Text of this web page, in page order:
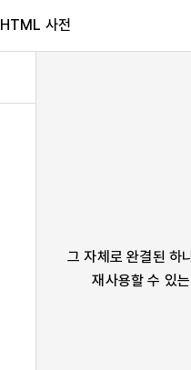
HTML 사전
그 자체로 완결된 하
재사용할 수 있